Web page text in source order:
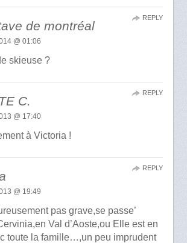
de montréal
@ 01:06
skieuse ?
REPLY
C.
@ 17:40
à Victoria !
REPLY
@ 19:49
pas grave,se passe’
Val d’Aoste,ou Elle est en
toute la famille…,un peu imprudent
REPLY